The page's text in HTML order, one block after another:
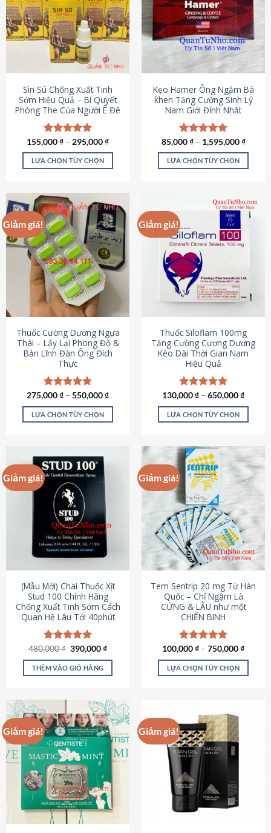
thể.
Các
tùy
chọn
có
thể
được
chọn
trên
trang
sản
phẩm
Sìn Sú Chống Xuất Tinh
Sớm Hiệu Quả – Bí Quyết
Phòng The Của Người Ê Đê
Được xếp
hạng4.95
5 sao
155,000₫ – 295,000₫
LỰA CHỌN TÙY CHỌN
này
có
nhiều
biến
thể.
Các
tùy
chọn
có
thể
chọn
trên
trang
sản
phẩm
Kẹo Hamer Ông Ngậm Bà
khen Tăng Cường Sinh Lý
Nam Giới Đỉnh Nhất
Được xếp
hạng5.00
5 sao
85,000₫– 1,595,000₫
LỰA CHỌN TÙY CHỌN
này
nhiều
biến
tùy
chọn
có
được
chọn
trên
trang
sản
phẩm
Giảm giá!
Thuốc Cường Dương Ngựa
Thái – Lấy Lại Phong Độ &
Bản Lĩnh Đàn Ông Đích
Thực
Được xếp
hạng4.87
5 sao
275,000₫ – 550,000₫
LỰA CHỌN TÙY CHỌN
có
nhiều
biến
thể.
Các
tùy
chọn
được
chọn
trên
trang
sản
phẩm
Giảm giá!
Thuốc Siloflam 100mg
Tăng Cường Cương Dương
Kéo Dài Thời Gian Nam
Hiệu Quả
Được xếp
hạng5.00
5 sao
130,000₫ – 650,000₫
LỰA CHỌN TÙY CHỌN
này
có
nhiều
biến
thể.
Các
tùy
chọn
có
thể
chọn
trên
trang
sản
phẩm
Giảm giá!
(Mẫu Mới) Chai Thuốc Xịt
Stud 100 Chính Hãng
Chống Xuất Tinh Sớm Cách
Quan Hệ Lâu Tới 40phút
Được xếp
hạng5.00
5 sao
480,000₫ Giá
là:
480,000 ₫.
390,000₫Giá
tại
THÊM VÀO GIỎ HÀNG
Giảm giá!
Tem Sentrip 20 mg Từ Hàn
Quốc – Chỉ Ngậm Là
CỨNG & LÂU như một
CHIẾN BINH
Được xếp
hạng5.00
5 sao
100,000₫ – 750,000₫
LỰA CHỌN TÙY CHỌN
có
nhiều
biến
tùy
chọn
có
Giảm giá! Giảm giá!